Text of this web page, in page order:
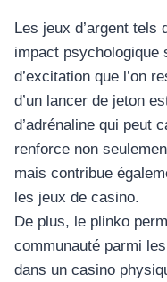
Les jeux d’argent
impact psychologique
d’excitation que l’on
d’un lancer de jeton
d’adrénaline qui peut
renforce non
mais contribue
les jeux de casino.
De plus, le plinko
communauté parmi
dans un casino